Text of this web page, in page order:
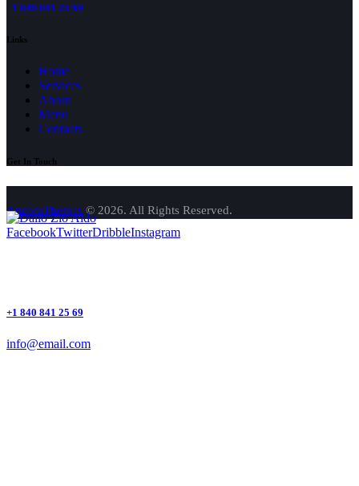
+1 840 841 25 69
Links
Home
Services
About
Menu
Contacts
Get In Touch
AncoraThemes © 2026. All Rights Reserved.
FacebookTwitterDribbleInstagram
+1 840 841 25 69
info@email.com